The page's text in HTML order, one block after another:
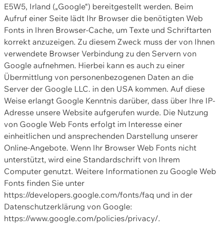
E5W5, Irland („Google“) bereitgestellt werden. Beim
Aufruf einer Seite lädt Ihr Browser die benötigten Web
Fonts in Ihren Browser-Cache, um Texte und Schriftarten
korrekt anzuzeigen. Zu diesem Zweck muss der von Ihnen
verwendete Browser Verbindung zu den Servern von
Google aufnehmen. Hierbei kann es auch zu einer
Übermittlung von personenbezogenen Daten an die
Server der Google LLC. in den USA kommen. Auf diese
Weise erlangt Google Kenntnis darüber, dass über Ihre IP-
Adresse unsere Website aufgerufen wurde. Die Nutzung
von Google Web Fonts erfolgt im Interesse einer
einheitlichen und ansprechenden Darstellung unserer
Online-Angebote. Wenn Ihr Browser Web Fonts nicht
unterstützt, wird eine Standardschrift von Ihrem
Computer genutzt. Weitere Informationen zu Google Web
Fonts finden Sie unter
https://developers.google.com/fonts/faq und in der
Datenschutzerklärung von Google:
https://www.google.com/policies/privacy/.